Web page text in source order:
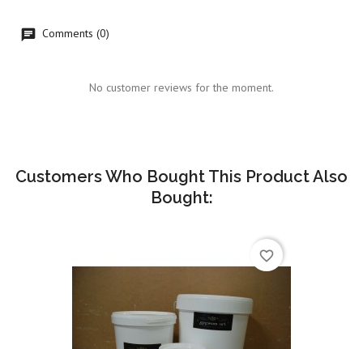
Comments (0)
No customer reviews for the moment.
Customers Who Bought This Product Also
Bought:
favorite_border